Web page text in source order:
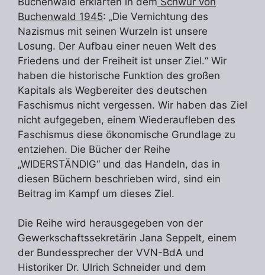
Buchenwald 1945: „Die Vernichtung des
Nazismus mit seinen Wurzeln ist unsere
Losung. Der Aufbau einer neuen Welt des
Friedens und der Freiheit ist unser Ziel.“ Wir
haben die historische Funktion des großen
Kapitals als Wegbereiter des deutschen
Faschismus nicht vergessen. Wir haben das Ziel
nicht aufgegeben, einem Wiederaufleben des
Faschismus diese ökonomische Grundlage zu
entziehen. Die Bücher der Reihe
„WIDERSTÄNDIG“ und das Handeln, das in
diesen Büchern beschrieben wird, sind ein
Beitrag im Kampf um dieses Ziel.
Die Reihe wird herausgegeben von der
Gewerkschaftssekretärin Jana Seppelt, einem
der Bundessprecher der VVN-BdA und
Historiker Dr. Ulrich Schneider und dem